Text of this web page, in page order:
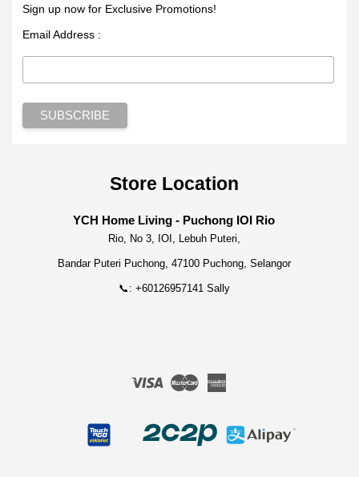
Sign up now for Exclusive Promotions!
Email Address :
Store Location
YCH Home Living - Puchong IOI Rio
Rio, No 3, IOI, Lebuh Puteri,
Bandar Puteri Puchong, 47100 Puchong, Selangor
📞: +60126957141 Sally
Visa Master